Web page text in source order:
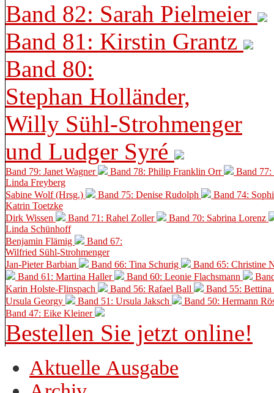
Band 82: Sarah Pielmeier
Band 81: Kirstin Grantz
Band 80:
Stephan Holländer,
Willy Sühl-Strohmenger
und Ludger Syré
Band 79: Janet Wagner Band 78: Philip Franklin Orr
Band
Linda Freyberg
Sabine Wolf (Hrsg.)
Band 75: Denise Rudolph
Band 74:
Katrin Toetzke
Dirk Wissen
Band 71: Rahel Zoller
Band 70: Sabrina Lorenz
Linda Schünhoff
Benjamin Flämig
Band 67:
Wilfried Sühl-Strohmenger
Jan-Pieter Barbian
Band 66: Tina Schurig
Band 65: Christine
Band 61: Martina Haller
Band 60: Leonie Flachsmann
Karin Holste-Flinspach
Band 56: Rafael Ball
Band 55:
Ursula Georgy
Band 51: Ursula Jaksch Band 50: Hermann
Band 47: Eike Kleiner
Bestellen Sie jetzt online!
Aktuelle Ausgabe